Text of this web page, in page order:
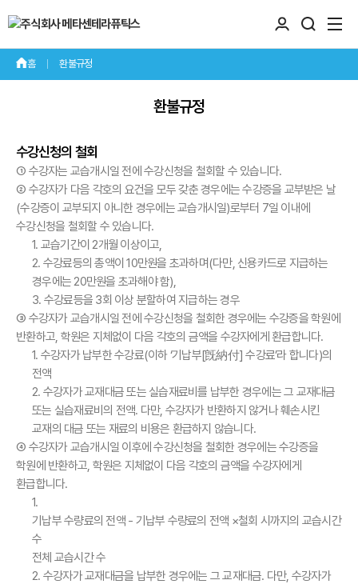
환불규정
환불규정
수강신청의 철회
① 수강자는 교습개시일 전에 수강신청을 철회할 수 있습니다.
② 수강자가 다음 각호의 요건을 모두 갖춘 경우에는 수강증을 교부받은 날
(수강증이 교부되지 아니한 경우에는 교습개시일)로부터 7일 이내에
수강신청을 철회할 수 있습니다.
1. 교습기간이 2개월 이상이고,
2. 수강료등의 총액이 10만원을 초과하며(다만, 신용카드로 지급하는
경우에는 20만원을 초과해야 함),
3. 수강료등을 3회 이상 분할하여 지급하는 경우
③ 수강자가 교습개시일 전에 수강신청을 철회한 경우에는 수강증을 학원에
반환하고, 학원은 지체없이 다음 각호의 금액을 수강자에게 환급합니다.
1. 수강자가 납부한 수강료(이하 ‘기납부[旣納付] 수강료’라 합니다)의
전액
2. 수강자가 교재대금 또는 실습재료비를 납부한 경우에는 그 교재대금
또는 실습재료비의 전액. 다만, 수강자가 반환하지 않거나 훼손시킨
교재의 대금 또는 재료의 비용은 환급하지 않습니다.
④ 수강자가 교습개시일 이후에 수강신청을 철회한 경우에는 수강증을
학원에 반환하고, 학원은 지체없이 다음 각호의 금액을 수강자에게
환급합니다.
1.
기납부 수량료의 전액 - 기납부 수량료의 전액 ×철회 시까지의 교습시간
수
전체 교습시간 수
2. 수강자가 교재대금을 납부한 경우에는 그 교재대금. 다만, 수강자가